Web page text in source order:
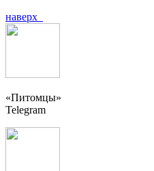
наверх
«Питомцы»
Telegram